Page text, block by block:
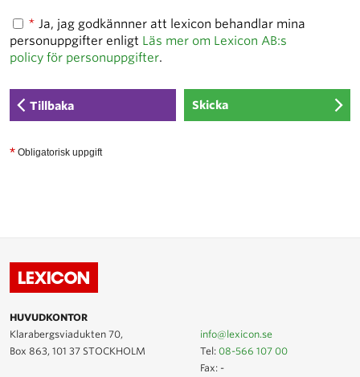
* Ja, jag godkännner att lexicon behandlar mina
personuppgifter enligt Läs mer om Lexicon AB:s
policy för personuppgifter.
Tillbaka
* Obligatorisk uppgift
HUVUDKONTOR
Klarabergsviadukten 70,
Box 863, 101 37 STOCKHOLM
info@lexicon.se
Tel:08-566 107 00
Fax: -